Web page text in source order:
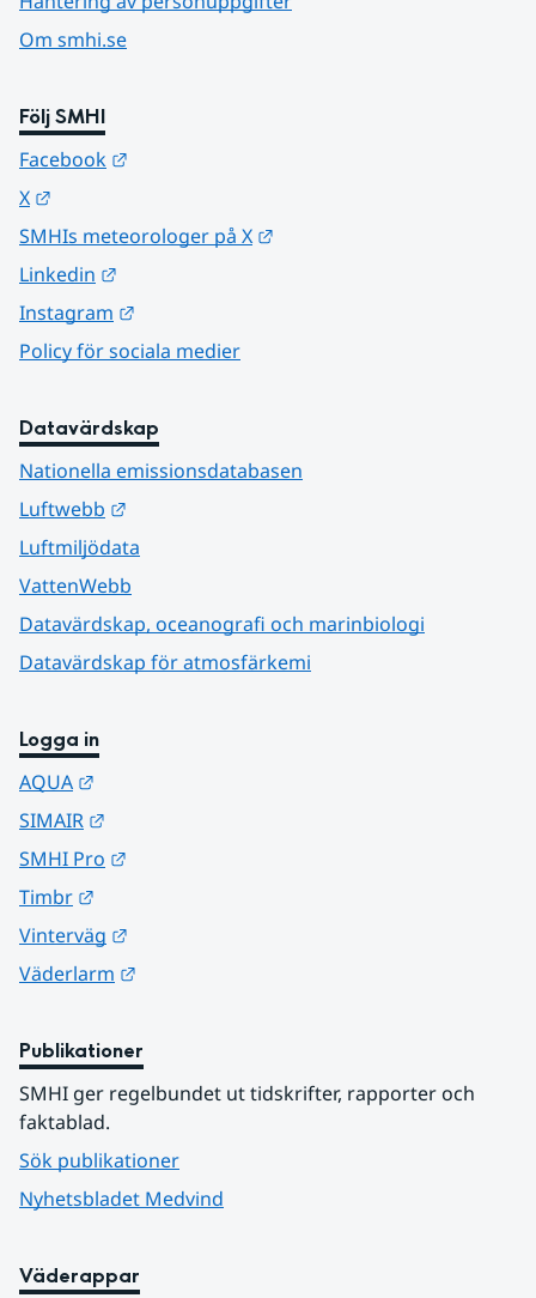
Om smhi.se
Följ SMHI
Facebook
X
SMHIs meteorologer på X
Linkedin
Instagram
Policy för sociala medier
Datavärdskap
Nationella emissionsdatabasen
Luftwebb
Luftmiljödata
VattenWebb
Datavärdskap, oceanografi och marinbiologi
Datavärdskap för atmosfärkemi
Logga in
AQUA
SIMAIR
SMHI Pro
Timbr
Vinterväg
Väderlarm
Publikationer
SMHI ger regelbundet ut tidskrifter, rapporter och
faktablad.
Sök publikationer
Nyhetsbladet Medvind
Väderappar